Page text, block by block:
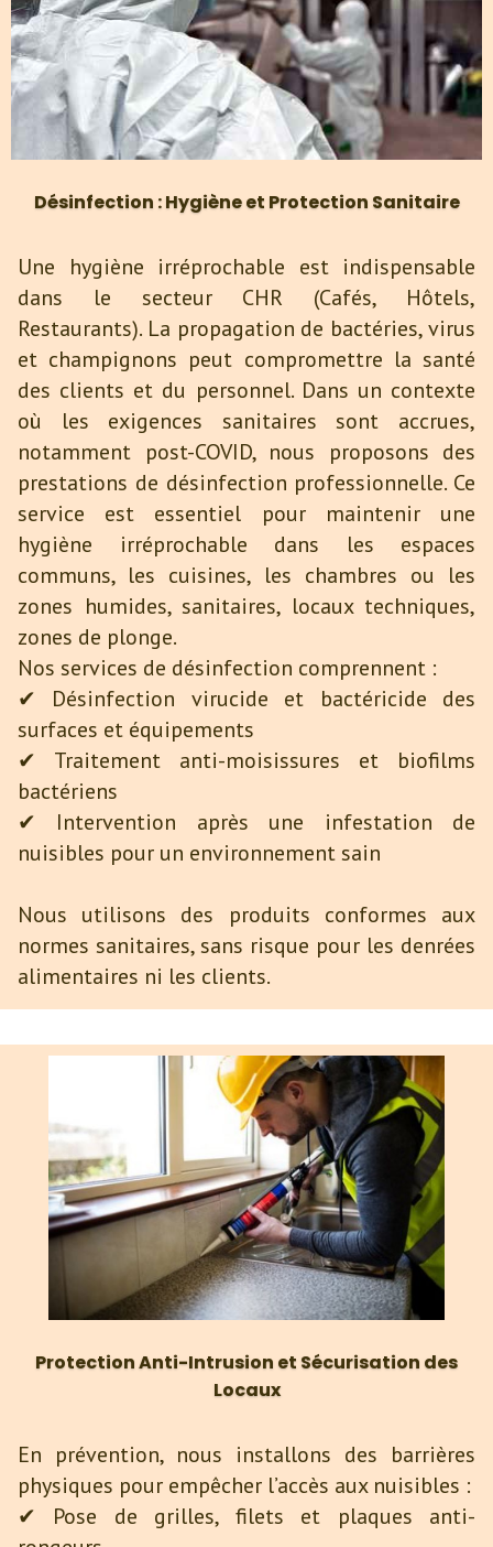
Désinfection : Hygiène et Protection Sanitaire
Une hygiène irréprochable est indispensable
dans le secteur CHR (Cafés, Hôtels,
Restaurants). La propagation de bactéries, virus
et champignons peut compromettre la santé
des clients et du personnel. Dans un contexte
où les exigences sanitaires sont accrues,
notamment post-COVID, nous proposons des
prestations de désinfection professionnelle. Ce
service est essentiel pour maintenir une
hygiène irréprochable dans les espaces
communs, les cuisines, les chambres ou les
zones humides, sanitaires, locaux techniques,
zones de plonge.
Nos services de désinfection comprennent :
✔ Désinfection virucide et bactéricide des
surfaces et équipements
✔ Traitement anti-moisissures et biofilms
bactériens
✔ Intervention après une infestation de
nuisibles pour un environnement sain
Nous utilisons des produits conformes aux
normes sanitaires, sans risque pour les denrées
alimentaires ni les clients.
Protection Anti-Intrusion et Sécurisation des
Locaux
En prévention, nous installons des barrières
physiques pour empêcher l’accès aux nuisibles :
✔ Pose de grilles, filets et plaques anti-